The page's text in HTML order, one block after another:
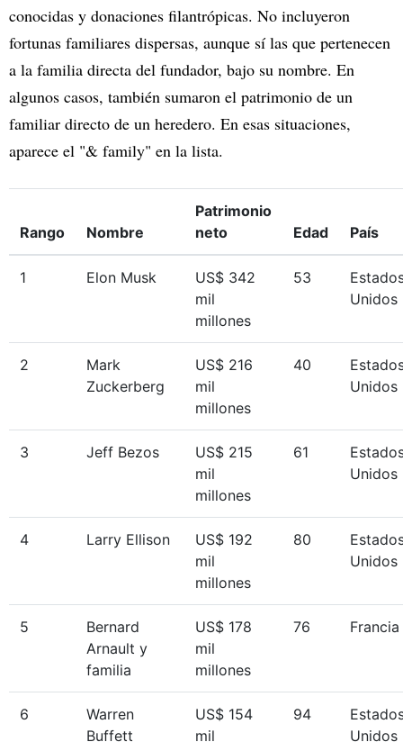
conocidas y donaciones filantrópicas. No incluyeron
fortunas familiares dispersas, aunque sí las que pertenecen
a la familia directa del fundador, bajo su nombre. En
algunos casos, también sumaron el patrimonio de un
familiar directo de un heredero. En esas situaciones,
aparece el "& family" en la lista.
Rango Nombre
Patrimonio
neto
Edad País
1 Elon Musk
US$ 342
mil
millones
53
Unidos
2
Mark
Zuckerberg
US$ 216
mil
millones
40
Unidos
3 Jeff Bezos
US$ 215
mil
millones
61
Unidos
4 Larry Ellison
US$ 192
mil
millones
80
Unidos
5
Bernard
Arnault y
familia
US$ 178
mil
millones
76 Francia
6
Warren
Buffett
US$ 154
mil
94
Unidos